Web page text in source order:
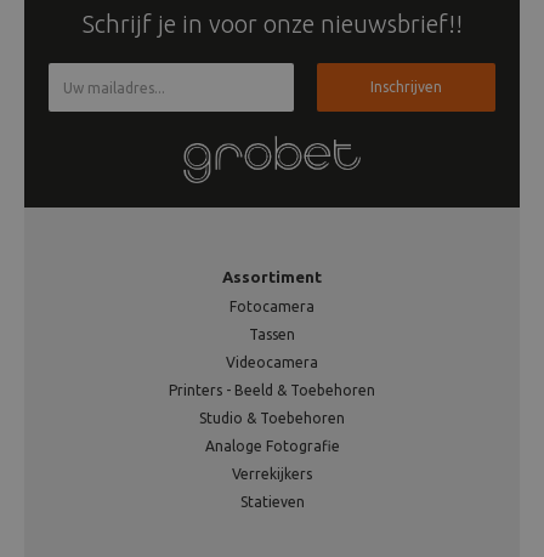
Schrijf je in voor onze nieuwsbrief!!
Inschrijven
Assortiment
Fotocamera
Tassen
Videocamera
Printers - Beeld & Toebehoren
Studio & Toebehoren
Analoge Fotografie
Verrekijkers
Statieven